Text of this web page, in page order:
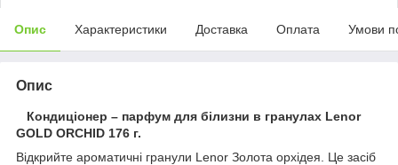
Опис Характеристики Доставка Оплата Умови
Опис
Кондиціонер – парфум для білизни в гранулах Lenor
GOLD ORCHID 176 г.
Відкрийте ароматичні гранули Lenor Золота орхідея. Це засіб